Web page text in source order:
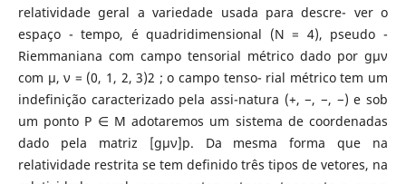
relatividade geral a variedade usada para descre- ver o
espaço - tempo, é quadridimensional (N = 4), pseudo -
Riemmaniana com campo tensorial métrico dado por gμν
com μ, ν = (0, 1, 2, 3)2 ; o campo tenso- rial métrico tem um
indefinição caracterizado pela assi-natura (+, −, −, −) e sob
um ponto P ∈ M adotaremos um sistema de coordenadas
dado pela matriz [gμν]p. Da mesma forma que na
relatividade restrita se tem definido três tipos de vetores, na